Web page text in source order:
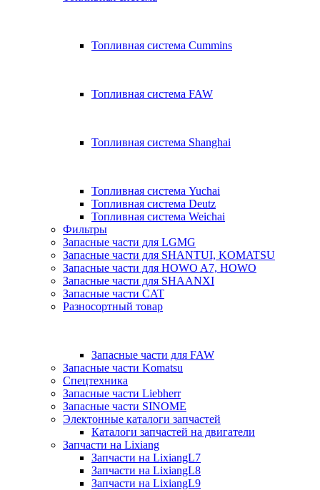
Топливная система Cummins
Топливная система FAW
Топливная система Shanghai
Топливная система Yuchai
Топливная система Deutz
Топливная система Weichai
Фильтры
Запасные части для LGMG
Запасные части для SHANTUI, KOMATSU
Запасные части для HOWO A7, HOWO
Запасные части для SHAANXI
Запасные части CAT
Разносортный товар
Запасные части для FAW
Запасные части Komatsu
Спецтехника
Запасные части Liebherr
Запасные части SINOME
Электонные каталоги запчастей
Каталоги запчастей на двигатели
Запчасти на Lixiang
Запчасти на LixiangL7
Запчасти на LixiangL8
Запчасти на LixiangL9